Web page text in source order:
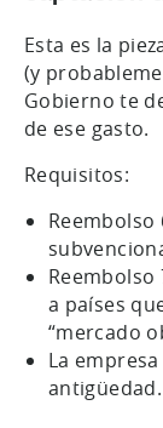
Esta es la
(y
Gobierno te
de ese gasto.
Requisitos:
Reembolso
a países
“mercado
La
antigüedad.